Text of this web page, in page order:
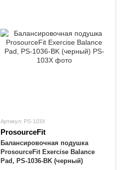
Артикул: PS-103X
ProsourceFit
Балансировочная подушка
ProsourceFit Exercise Balance
Pad, PS-1036-BK (черный)